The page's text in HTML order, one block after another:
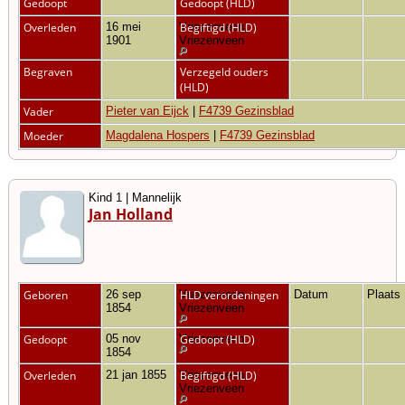
Gedoopt
Gedoopt (HLD)
Overleden
16 mei
1901
Vriezenveen,
Vriezenveen
Begiftigd (HLD)
Begraven
Verzegeld ouders
(HLD)
Vader
Pieter van Eijck F4739 Gezinsblad
Moeder Magdalena Hospers F4739 Gezinsblad
Kind 1 | Mannelijk
Jan Holland
Geboren
26 sep
1854
Vriezenveen,
Vriezenveen
HLD verordeningen Datum Plaats
Gedoopt
05 nov
1854
Vriezenveen
Gedoopt (HLD)
Overleden 21 jan 1855
Vriezenveen,
Vriezenveen
Begiftigd (HLD)